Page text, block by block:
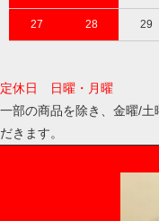
27 28 29
定休日 日曜・月曜
一部の商品を除き、金曜/
だきます。